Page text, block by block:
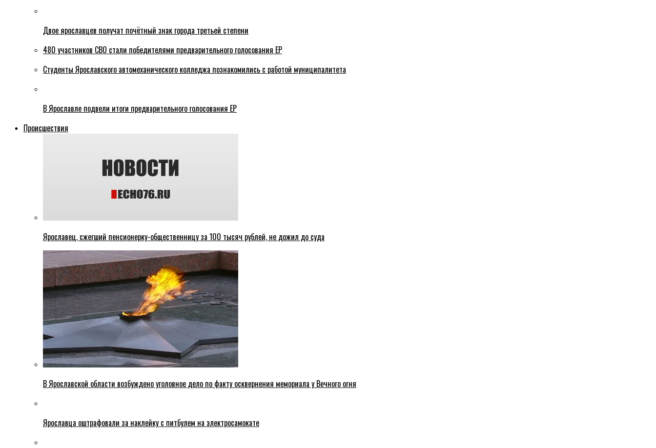
Двое ярославцев получат почётный знак города третьей степени
480 участников СВО стали победителями предварительного голосования ЕР
Студенты Ярославского автомеханического колледжа познакомились с работой муниципалитета
В Ярославле подвели итоги предварительного голосования ЕР
Происшествия
Ярославец, сжегший пенсионерку-общественницу за 100 тысяч рублей, не дожил до суда
В Ярославской области возбуждено уголовное дело по факту осквернения мемориала у Вечного огня
Ярославца оштрафовали за наклейку с питбулем на электросамокате